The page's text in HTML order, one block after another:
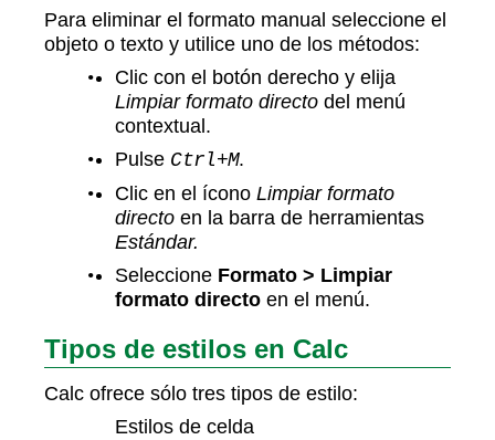
Para eliminar el formato manual seleccione el
objeto o texto y utilice uno de los métodos:
Clic con el botón derecho y elija
Limpiar formato directo del menú
contextual.
Pulse Ctrl+M.
Clic en el íconoLimpiar formato
directo en la barra de herramientas
Estándar.
Seleccione Formato > Limpiar
formato directo en el menú.
Tipos de estilos en Calc
Calc ofrece sólo tres tipos de estilo:
Estilos de celda